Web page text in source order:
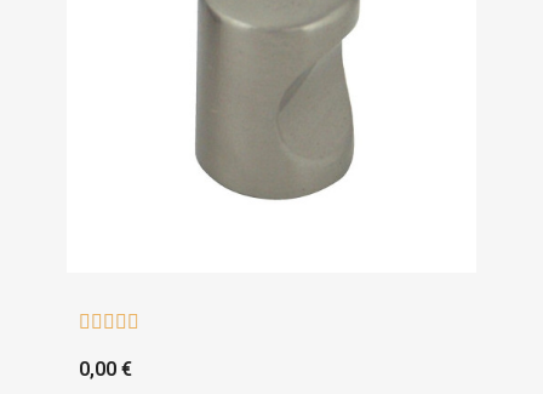
    
0,00 €